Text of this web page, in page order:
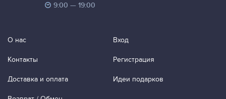
9:00 — 19:00
О нас
Контакты
Доставка и оплата
Вход
Регистрация
Идеи подарков